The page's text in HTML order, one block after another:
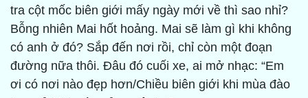
tra cột mốc biên giới mấy ngày mới về thì sao nhỉ?
Bỗng nhiên Mai hốt hoảng. Mai sẽ làm gì khi không
có anh ở đó? Sắp đến nơi rồi, chỉ còn một đoạn
đường nữa thôi. Đâu đó cuối xe, ai mở nhạc: “Em
ơi có nơi nào đẹp hơn/Chiều biên giới khi mùa đào